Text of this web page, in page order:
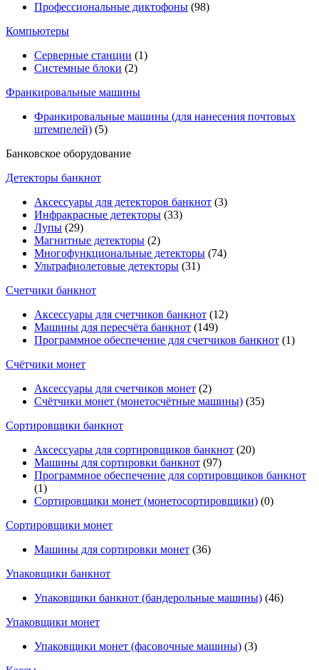
Профессиональные диктофоны (98)
Компьютеры
Серверные станции (1)
Системные блоки (2)
Франкировальные машины
Франкировальные машины (для нанесения почтовых
штемпелей) (5)
Банковское оборудование
Детекторы банкнот
Аксессуары для детекторов банкнот (3)
Инфракрасные детекторы (33)
Лупы (29)
Магнитные детекторы (2)
Многофункциональные детекторы (74)
Ультрафиолетовые детекторы (31)
Счетчики банкнот
Аксессуары для счетчиков банкнот (12)
Машины для пересчёта банкнот (149)
Программное обеспечение для счетчиков банкнот (1)
Счётчики монет
Аксессуары для счетчиков монет (2)
Счётчики монет (монетосчётные машины) (35)
Cортировщики банкнот
Аксессуары для сортировщиков банкнот (20)
Машины для сортировки банкнот (97)
Программное обеспечение для сортировщиков банкнот
(1)
Сортировщики монет (монетосортировщики) (0)
Сортировщики монет
Машины для сортировки монет (36)
Упаковщики банкнот
Упаковщики банкнот (бандерольные машины) (46)
Упаковщики монет
Упаковщики монет (фасовочные машины) (3)